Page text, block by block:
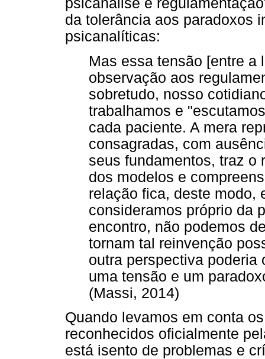
psicanálise e
da tolerância aos paradoxos
psicanalíticas:
Mas essa tensão [entre a
observação aos
sobretudo, nosso
trabalhamos e
cada paciente. A mera
consagradas, com
seus fundamentos, traz o
dos modelos e
relação fica, deste modo,
consideramos próprio da
encontro, não podemos
tornam tal reinvenção
outra perspectiva poderia
uma tensão e um
(Massi, 2014)
Quando levamos em conta
reconhecidos oficialmente
está isento de problemas e